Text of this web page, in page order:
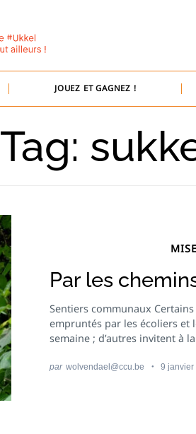
JOUEZ ET GAGNEZ !
Tag:
Par les
Sentiers communaux
empruntés par les écoliers et
semaine ; d’autres invitent à
par wolvendael@ccu.be 9 janvier